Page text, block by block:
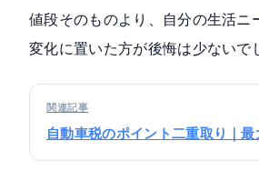
値段そのものより、自分の生活ニ
変化に置いた方が後悔は少ないで
関連記事
自動車税のポイント二重取り｜